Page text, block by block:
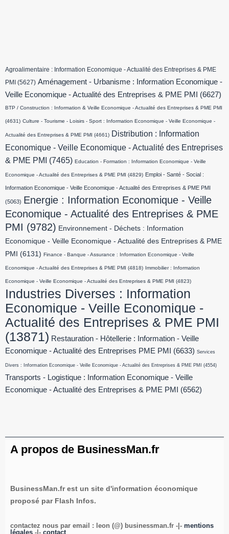
Agroalimentaire : Information Economique - Actualité des Entreprises & PME
PMI (5627) Aménagement - Urbanisme : Information Economique -
Veille Economique - Actualité des Entreprises & PME PMI
(6627)
BTP / Construction : Information & Veille Economique - Actualité des Entreprises & PME PMI
(4631) Culture - Tourisme - Loisirs - Sport : Information Economique - Veille Economique -
Actualité des Entreprises & PME PMI (4661) Distribution : Information
Economique - Veille Economique - Actualité des Entreprises
& PME PMI
(7465) Education - Formation : Information Economique - Veille
Economique - Actualité des Entreprises & PME PMI (4829) Emploi - Santé - Social :
Information Economique - Veille Economique - Actualité des Entreprises & PME PMI
(5063) Energie : Information Economique - Veille
Economique - Actualité des Entreprises & PME
PMI (9782) Environnement - Déchets : Information
Economique - Veille Economique - Actualité des Entreprises & PME
PMI
(6131) Finance - Banque - Assurance : Information Economique - Veille
Economique - Actualité des Entreprises & PME PMI (4818) Immobilier : Information
Economique - Veille Economique - Actualité des Entreprises & PME PMI (4823)
Industries Diverses : Information
Economique - Veille Economique -
Actualité des Entreprises & PME PMI
(13871) Restauration - Hôtellerie : Information - Veille
Economique - Actualité des Entreprises PME PMI
(6633) Services
Divers : Information Economique - Veille Economique - Actualité des Entreprises & PME PMI (4554)
Transports - Logistique : Information Economique - Veille
Economique - Actualité des Entreprises & PME PMI
(6562)
A propos de BusinessMan.fr
BusinessMan.fr est un site d'information économique
proposé par Flash Infos.
contactez nous par email : leon (@) businessman.fr -|- mentions
légales -|- contact